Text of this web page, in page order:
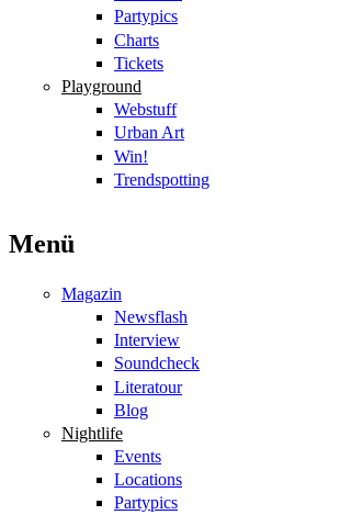
Partypics
Charts
Tickets
Playground
Webstuff
Urban Art
Win!
Trendspotting
Menü
Magazin
Newsflash
Interview
Soundcheck
Literatour
Blog
Nightlife
Events
Locations
Partypics